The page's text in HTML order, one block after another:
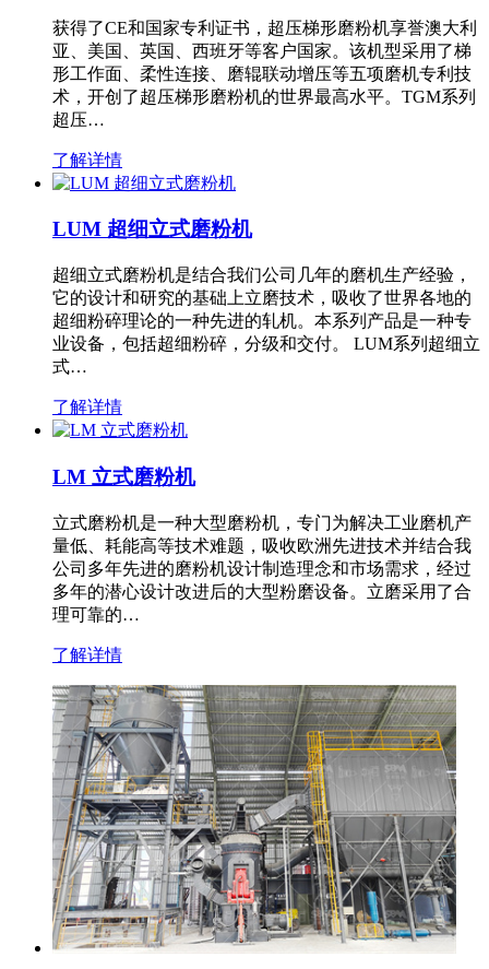
获得了CE和国家专利证书，超压梯形磨粉机享誉澳大利
亚、美国、英国、西班牙等客户国家。该机型采用了梯
形工作面、柔性连接、磨辊联动增压等五项磨机专利技
术，开创了超压梯形磨粉机的世界最高水平。TGM系列
超压…
了解详情
LUM 超细立式磨粉机
超细立式磨粉机是结合我们公司几年的磨机生产经验，
它的设计和研究的基础上立磨技术，吸收了世界各地的
超细粉碎理论的一种先进的轧机。本系列产品是一种专
业设备，包括超细粉碎，分级和交付。 LUM系列超细立
式…
了解详情
LM 立式磨粉机
立式磨粉机是一种大型磨粉机，专门为解决工业磨机产
量低、耗能高等技术难题，吸收欧洲先进技术并结合我
公司多年先进的磨粉机设计制造理念和市场需求，经过
多年的潜心设计改进后的大型粉磨设备。立磨采用了合
理可靠的…
了解详情